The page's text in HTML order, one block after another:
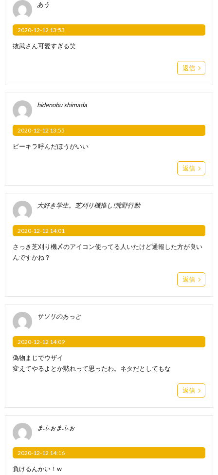
あう
2020-12-12 13:53
抜武さん可愛すぎる笑
返信
hidenobu shimada
2020-12-12 13:55
ピーキラ呼んだほうがいい
返信
大好き学生。芝刈り機推し!荒野行動
2020-12-12 14:01
さっき芝刈り機〆のアイコン使ってる人いたけど通報した方が良い
んですかね？
返信
サソリのあっと
2020-12-12 14:09
偽物まじでウザイ
変えてやるよとか黙れって思ったわ。ネタだとしてもな
返信
まふぉまふぉ
2020-12-12 14:16
負けるんかい！w